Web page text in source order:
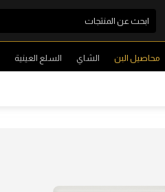
محاصيل البن الشاي السلع العينية